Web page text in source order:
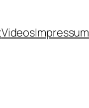
VideosImpressum